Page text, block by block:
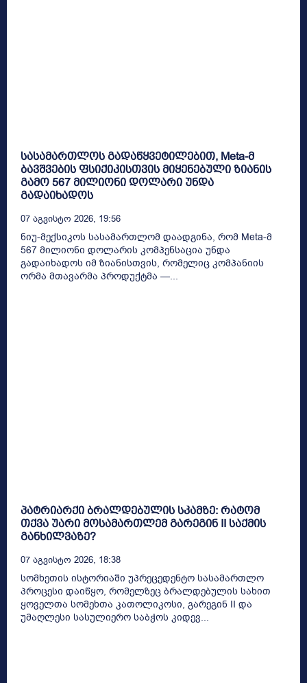
სასამართლოს გადაწყვეტილებით, Meta-მ
ბავშვების ფსიქიკისთვის მიყენებული ზიანის
გამო 567 მილიონი დოლარი უნდა
გადაიხადოს
07 Აგვისტო 2026, 19:56
ნიუ-მექსიკოს სასამართლომ დაადგინა, რომ Meta-მ
567 მილიონი დოლარის კომპენსაცია უნდა
გადაიხადოს იმ ზიანისთვის, რომელიც კომპანიის
ორმა მთავარმა პროდუქტმა —...
პატრიარქი ბრალდებულის სკამზე: რატომ
თქვა უარი მოსამართლემ გარეგინ II საქმის
განხილვაზე?
07 Აგვისტო 2026, 18:38
სომხეთის ისტორიაში უპრეცედენტო სასამართლო
პროცესი დაიწყო, რომელზეც ბრალდებულის სახით
ყოველთა სომეხთა კათოლიკოსი, გარეგინ II და
უმაღლესი სასულიერო საბჭოს კიდევ...